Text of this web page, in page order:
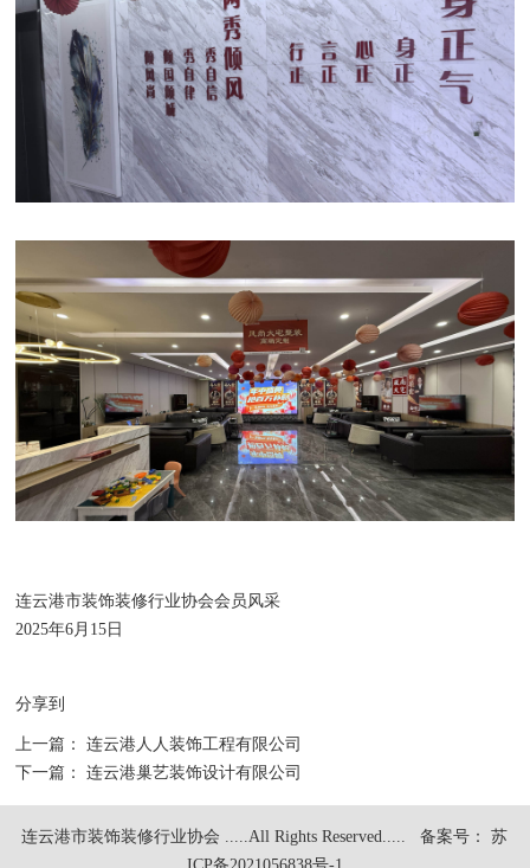
连云港市装饰装修行业协会会员风采
2025年6月15日
分享到
上一篇：连云港人人装饰工程有限公司
下一篇：连云港巢艺装饰设计有限公司
连云港市装饰装修行业协会 .....All Rights Reserved.....备案号： 苏